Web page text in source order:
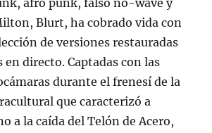
afro punk, falso no-wave y
Blurt, ha cobrado vida con
de versiones restauradas
en directo. Captadas con las
durante el frenesí de la
que caracterizó a
a la caída del Telón de Acero,